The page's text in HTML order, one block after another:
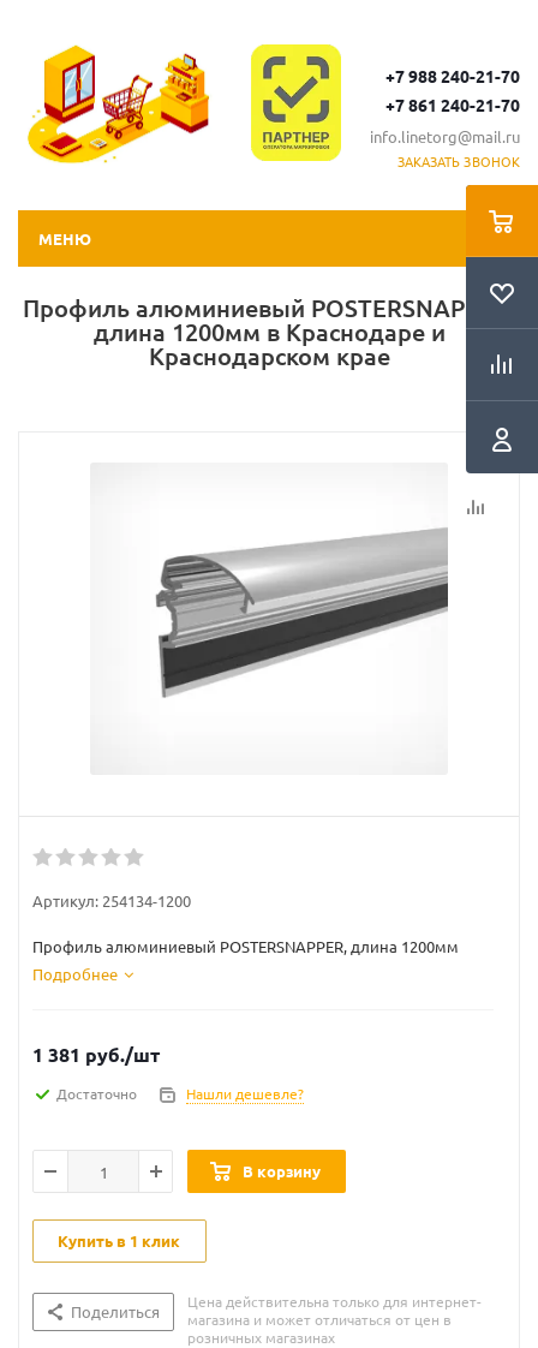
+7 988 240-21-70
+7 861 240-21-70
info.linetorg@mail.ru
ЗАКАЗАТЬ ЗВОНОК
МЕНЮ
Профиль алюминиевый POSTERSNAPPER,
длина 1200мм в Краснодаре и
Краснодарском крае
Артикул: 254134-1200
Профиль алюминиевый POSTERSNAPPER, длина 1200мм
Подробнее
1 381 руб./шт
Достаточно Нашли дешевле?
В корзину
Купить в 1 клик
Поделиться
Цена действительна только для интернет-
магазина и может отличаться от цен в
розничных магазинах